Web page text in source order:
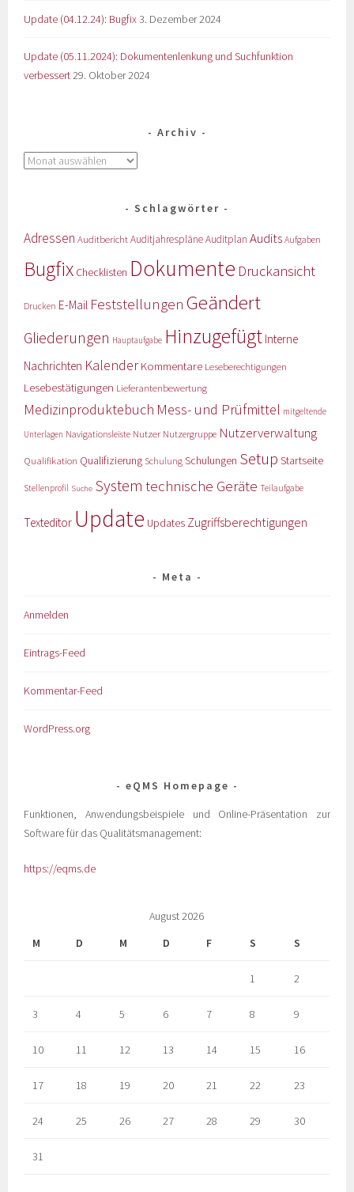
Update (04.12.24): Bugfix 3. Dezember 2024
Update (05.11.2024): Dokumentenlenkung und Suchfunktion
verbessert29. Oktober 2024
Archiv
Schlagwörter
Adressen AuditberichtAuditjahrespläneAuditplan Audits Aufgaben
Bugfix Checklisten Dokumente Druckansicht
Drucken E-Mail Feststellungen Geändert
Gliederungen Hauptaufgabe Hinzugefügt Interne
Nachrichten KalenderKommentare Leseberechtigungen
Lesebestätigungen Lieferantenbewertung
Medizinproduktebuch Mess- und Prüfmittel mitgeltende
Unterlagen Navigationsleiste Nutzer Nutzergruppe Nutzerverwaltung
Qualifikation Qualifizierung Schulung Schulungen Setup Startseite
Stellenprofil Suche System technische Geräte Teilaufgabe
Texteditor Update Updates Zugriffsberechtigungen
Meta
Anmelden
Eintrags-Feed
Kommentar-Feed
WordPress.org
eQMS Homepage
Funktionen, Anwendungsbeispiele und Online-Präsentation zur
Software für das Qualitätsmanagement:
https://eqms.de
August 2026
M
D M D F S S
1 2
3 4 5 6 7 8 9
10 11 12 13 14 15 16
17 18 19 20 21 22 23
24 25 26 27 28 29 30
31